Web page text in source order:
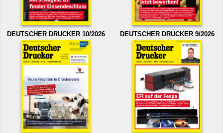
DEUTSCHER DRUCKER 10/2026 DEUTSCHER DRUCKER 9/2026